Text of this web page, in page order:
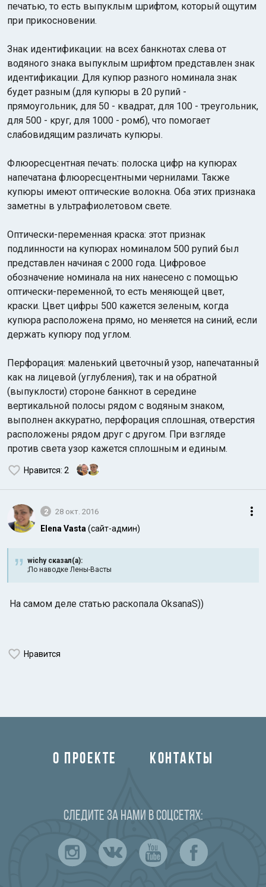
печатью, то есть выпуклым шрифтом, который ощутим
при прикосновении.
Знак идентификации: на всех банкнотах слева от
водяного знака выпуклым шрифтом представлен знак
идентификации. Для купюр разного номинала знак
будет разным (для купюры в 20 рупий -
прямоугольник, для 50 - квадрат, для 100 - треугольник,
для 500 - круг, для 1000 - ромб), что помогает
слабовидящим различать купюры.
Флюоресцентная печать: полоска цифр на купюрах
напечатана флюоресцентными чернилами. Также
купюры имеют оптические волокна. Оба этих признака
заметны в ультрафиолетовом свете.
Оптически-переменная краска: этот признак
подлинности на купюрах номиналом 500 рупий был
представлен начиная с 2000 года. Цифровое
обозначение номинала на них нанесено с помощью
оптически-переменной, то есть меняющей цвет,
краски. Цвет цифры 500 кажется зеленым, когда
купюра расположена прямо, но меняется на синий, если
держать купюру под углом.
Перфорация: маленький цветочный узор, напечатанный
как на лицевой (углубления), так и на обратной
(выпуклости) стороне банкнот в середине
вертикальной полосы рядом с водяным знаком,
выполнен аккуратно, перфорация сплошная, отверстия
расположены рядом друг с другом. При взгляде
против света узор кажется сплошным и единым.
Нравится: 2
2 28 окт. 2016
Elena Vasta (сайт-админ)
wichy сказал(а):
;По наводке Лены-Васты
На самом деле статью раскопала OksanaS))
Нравится
О ПРОЕКТЕ КОНТАКТЫ
Следите за нами в соцсетях: